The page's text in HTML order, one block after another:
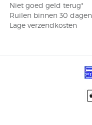
​ Niet goed geld terug*
​ Ruilen binnen 30 dagen
​ Lage verzendkosten